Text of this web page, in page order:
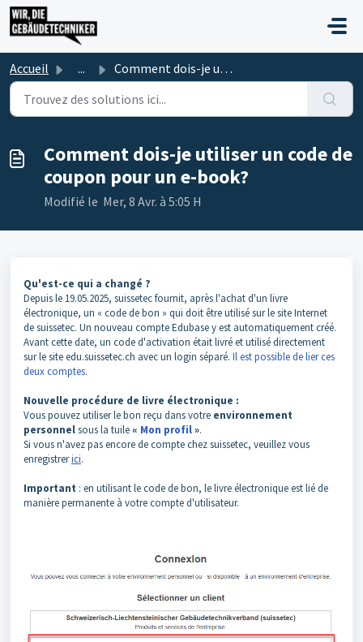
Passer au contenu principal
Accueil ... Comment dois-je utiliser un code de coupon pour un e-book?
Comment dois-je utiliser un code de
coupon pour un e-book?
Modifié le Mer, 8 Avr. à 5:05 H
Qu'est-ce qui a changé ?
Depuis le 19.05.2025, suissetec fournit, après l'achat d'un livre
électronique, un « code de bon » qui doit être utilisé sur le site Internet
de suissetec. Un nouveau compte Edubase y est automatiquement créé.
Avant cette date, un code d'activation était livré et utilisé directement
sur le site edu.suissetec.ch avec un login séparé. Il est possible de lier ces
deux comptes.
Nouvelle procédure de livre électronique :
Vous pouvez utiliser le bon reçu dans votre environnement
personnelsous la tuile « Mon profil».
Si vous n'avez pas encore de compte chez suissetec, veuillez vous
enregistrerici.
Important : en utilisant le code de bon, le livre électronique est lié de
manière permanente à votre compte d'utilisateur.